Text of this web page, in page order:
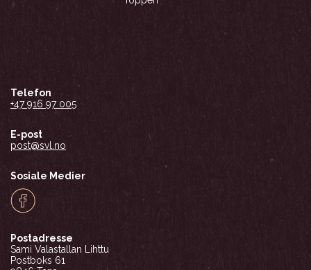
Telefon
+47 916 97 005
E-post
post@svl.no
Sosiale Medier
Facebook
Postadresse
Sami Valastallan Lihttu
Postboks 61